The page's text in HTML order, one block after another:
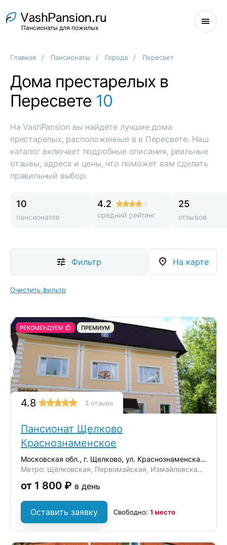
Пансионаты для пожилых
Главная Пансионаты Города Пересвет
Дома престарелых в
Пересвете 10
На VashPansion вы найдете лучшие дома
престарелых, расположенные в в Пересвете. Наш
каталог включает подробные описания, реальные
отзывы, адреса и цены, что поможет вам сделать
правильный выбор.
10
пансионатов
4.2
средний рейтинг
25
отзывов
Фильтр На карте
Очистить фильтр
РЕКОМЕНДУЕМ ПРЕМИУМ
4.8 3 отзыва
Пансионат Щелково
Краснознаменское
Московская обл., г. Щелково, ул. Краснознаменская 15/3
Метро: Щёлковская, Первомайская, Измайловская, Черкизовская
от 1 800 ₽ в день
Оставить заявку Свободно: 1 место